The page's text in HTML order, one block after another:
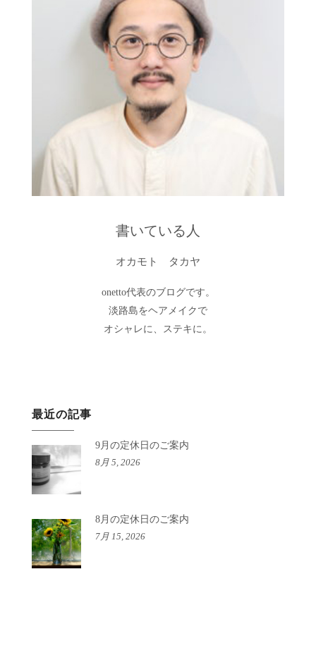
書いている人
オカモト タカヤ
onetto代表のブログです。
淡路島をヘアメイクで
オシャレに、ステキに。
最近の記事
9月の定休日のご案内
8月 5, 2026
8月の定休日のご案内
7月 15, 2026